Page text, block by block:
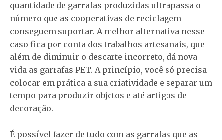
quantidade de garrafas produzidas ultrapassa o
número que as cooperativas de reciclagem
conseguem suportar. A melhor alternativa nesse
caso fica por conta dos trabalhos artesanais, que
além de diminuir o descarte incorreto, dá nova
vida as garrafas PET. A princípio, você só precisa
colocar em prática a sua criatividade e separar um
tempo para produzir objetos e até artigos de
decoração.
É possível fazer de tudo com as garrafas que as